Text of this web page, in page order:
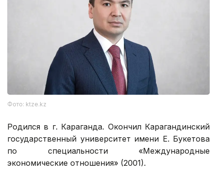
Фото: ktze.kz
Родился в г. Караганда. Окончил Карагандинский
государственный университет имени Е. Букетова
по специальности «Международные
экономические отношения» (2001).